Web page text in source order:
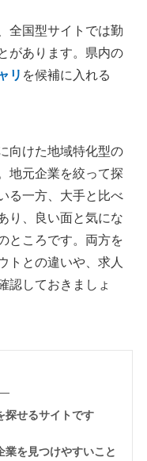
全国型サイトでは勤
があります。県内の
リ を候補に入れる
向けた地域特化型の
地元企業を絞って探
る一方、大手と比べ
り、良い面と気にな
ところです。両方を
トとの違いや、求人
認しておきましょ
探せるサイトです
業を見つけやすいこと